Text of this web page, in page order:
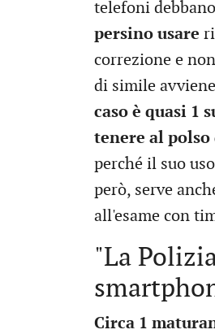
telefoni
persino usare
correzione e
di simile
caso è quasi 1
tenere al
perché il suo
però, serve
all'esame con
"La
Circa 1